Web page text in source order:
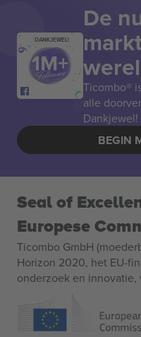
DANKJEWEL!
De
Ticombo®
alle
Dankjewel!
BEGIN
Seal of
Europese
Ticombo GmbH
Horizon 2020, het EU-
onderzoek en innovatie,